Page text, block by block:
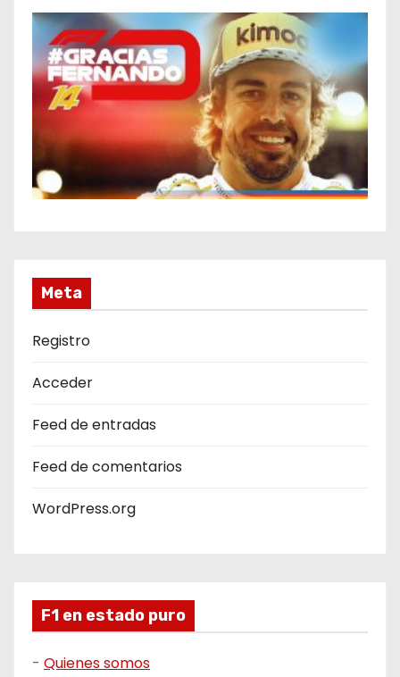
Meta
Registro
Acceder
Feed de entradas
Feed de comentarios
WordPress.org
F1 en estado puro
- Quienes somos